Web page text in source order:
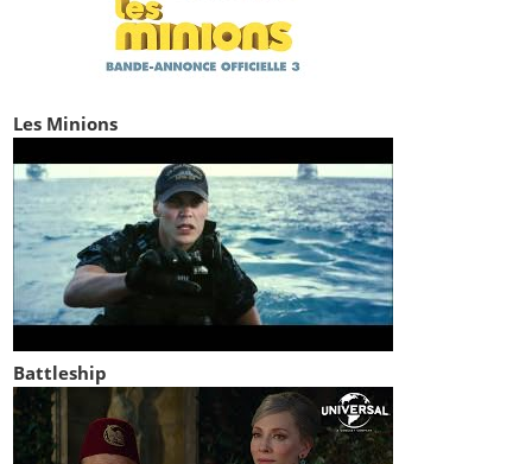
Les Minions
Battleship